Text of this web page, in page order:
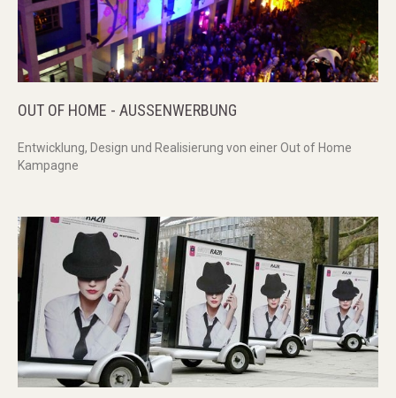
OUT OF HOME - AUSSENWERBUNG
Entwicklung, Design und Realisierung von einer Out of Home
Kampagne